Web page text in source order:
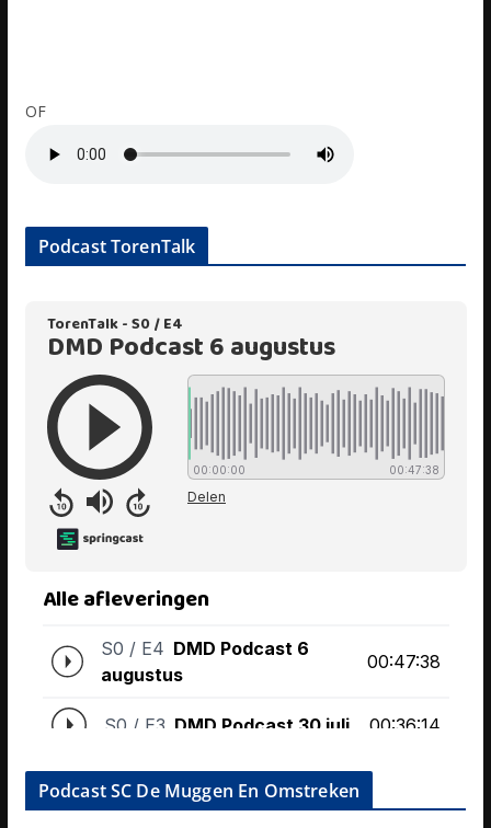
OF
Podcast TorenTalk
Podcast SC De Muggen En Omstreken